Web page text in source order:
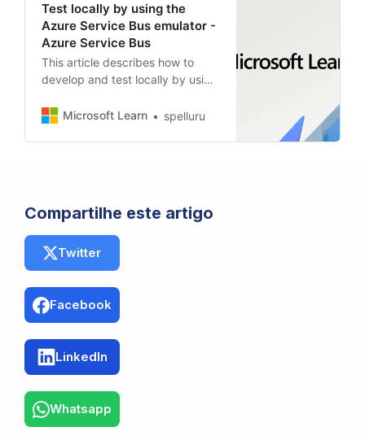
Test locally by using the
Azure Service Bus emulator -
Azure Service Bus
This article describes how to
develop and test locally by using
Microsoft Learn
spelluru
Compartilhe este artigo
Twitter
Facebook
LinkedIn
Whatsapp